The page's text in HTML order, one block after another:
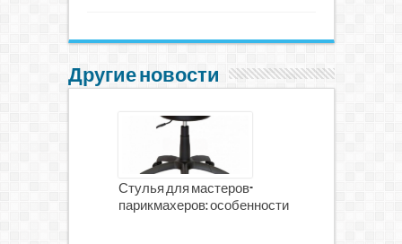
Другие новости
Стулья для мастеров-
парикмахеров: особенности